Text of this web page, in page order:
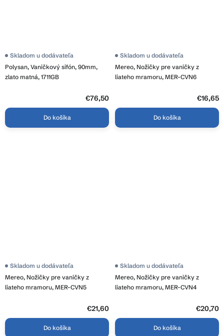
Polysan, Vaničkový sifón, 90mm,
zlato matná, 1711GB
Skladom u dodávateľa
€76,50
Do košíka
Mereo, Nožičky pre vaničky z
liateho mramoru, MER-CVN6
Skladom u dodávateľa
€16,65
Do košíka
Mereo, Nožičky pre vaničky z
liateho mramoru, MER-CVN5
Skladom u dodávateľa
€21,60
Do košíka
Mereo, Nožičky pre vaničky z
liateho mramoru, MER-CVN4
Skladom u dodávateľa
€20,70
Do košíka